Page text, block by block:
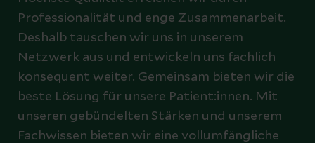
Professionalität und enge Zusammenarbeit.
Deshalb tauschen wir uns in unserem
Netzwerk aus und entwickeln uns fachlich
konsequent weiter. Gemeinsam bieten wir die
beste Lösung für unsere Patient:innen. Mit
unseren gebündelten Stärken und unserem
Fachwissen bieten wir eine vollumfängliche